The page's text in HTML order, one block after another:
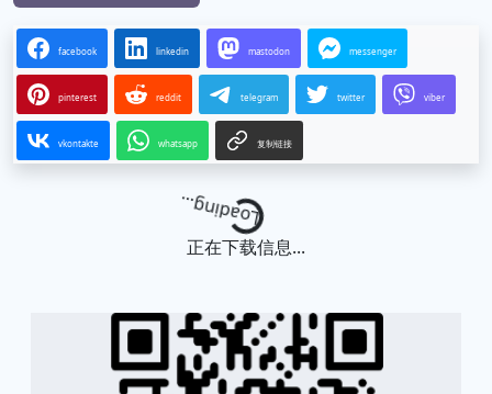
facebook linkedin mastodon messenger
pinterest reddit telegram twitter viber
vkontakte whatsapp 复制链接
Loading...
正在下载信息...